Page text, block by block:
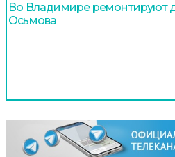
Во Владимире ремонтируют
Осьмова